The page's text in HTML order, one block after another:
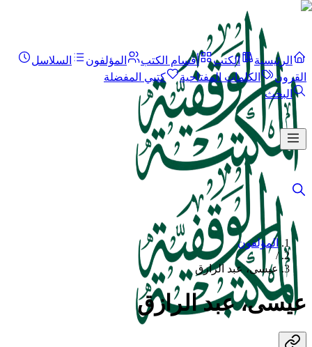
الرئيسية الكتب أقسام الكتب المؤلفون
السلاسل
القرون
الكلمات المفتاحية
كتبي المفضلة
البحث
المؤلفون
/
عيسى، عبد الرازق
عيسى، عبد الرازق